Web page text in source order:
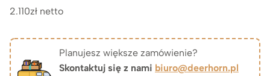
2.110zł netto
Planujesz większe zamówienie?
Skontaktuj się z nami biuro@deerhorn.pl